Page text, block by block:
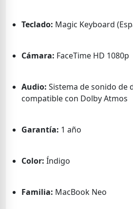
Teclado: Magic Keyboard
Cámara: FaceTime HD 1080p
Audio: Sistema de sonido de
compatible con Dolby Atmos
Garantía: 1 año
Color: Índigo
Familia: MacBook Neo